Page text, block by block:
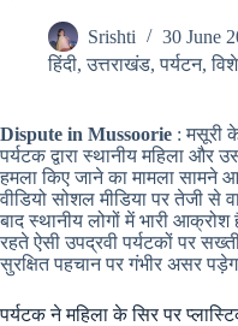
Srishti
30 June
हिंदी,उत्तराखंड,पर्यटन,
Dispute in Mussoorie : मसूरी
पर्यटक द्वारा स्थानीय महिला
हमला किए जाने का मामला सामने
वीडियो सोशल मीडिया पर तेजी से
बाद स्थानीय लोगों में भारी
रहते ऐसी उपद्रवी पर्यटकों पर
सुरक्षित पहचान पर गंभीर असर
पर्यटक ने महिला के सिर पर